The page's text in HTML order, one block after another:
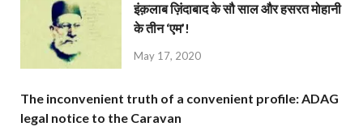
इंक़लाब ज़िंदाबाद के सौ साल और हसरत मोहानी
के तीन ‘एम’!
May 17, 2020
The inconvenient truth of a convenient profile: ADAG
legal notice to the Caravan